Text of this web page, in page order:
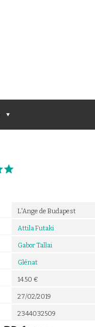
L'Ange de Budapest
Attila Futaki
Gabor Tallai
Glénat
14.50 €
27/02/2019
2344032509